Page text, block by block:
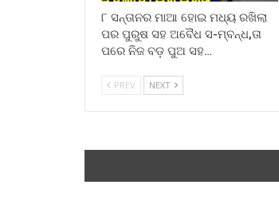
୮ ସନ୍ତାନର ମାଆ ହୋଇ ମଧ୍ୟ ରଖିଲା
ପର ପୁରୁଷ ସହ ଅବୈଧ ସ-ମ୍ବନ୍ଧ,ତା
ପରେ ନିଜ ବଡ଼ ପୁଅ ସହ…
PREV NEXT